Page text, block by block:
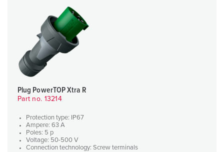
Plug PowerTOP Xtra R
Part no. 13214
Protection type: IP67
Ampere: 63 A
Poles: 5 p
Voltage: 50-500 V
Connection technology: Screw terminals